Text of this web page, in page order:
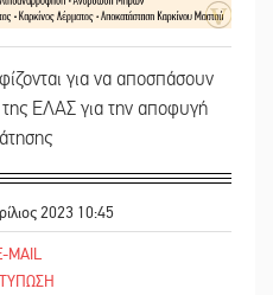
για να αποσπάσουν
ΕΛΑΣ για την αποφυγή
2023 10:45
MAIL